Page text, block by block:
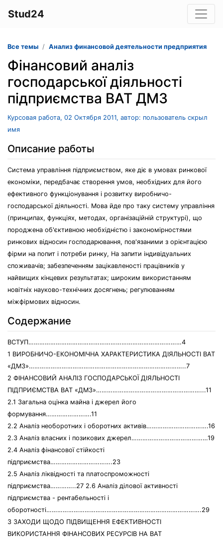
Stud24
Все темы Анализ финансовой деятельности предприятия
Фінансовий аналіз
господарської діяльності
підприємства ВАТ ДМЗ
Курсовая работа, 02 Октября 2011, автор: пользователь скрыл
имя
Описание работы
Система управління підприємством, яке діє в умовах ринкової
економіки, передбачає створення умов, необхідних для його
ефективного функціонування і розвитку виробничо-
господарської діяльності. Мова йде про таку систему управління
(принципах, функціях, методах, організаційній структурі), що
породжена об'єктивною необхідністю і закономірностями
ринкових відносин господарювання, пов'язаними з орієнтацією
фірми на попит і потреби ринку, На запити індивідуальних
споживачів; забезпеченням зацікавленості працівників у
найвищих кінцевих результатах; широким використанням
новітніх науково-технічних досягнень; регулюванням
міжфірмових відносин.
Содержание
ВСТУП…………………………………………………………………………4
1 ВИРОБНИЧО-ЕКОНОМІЧНА ХАРАКТЕРИСТИКА ДІЯЛЬНОСТІ ВАТ
«ДМЗ»…………………………………………………………………………..7
2 ФІНАНСОВИЙ АНАЛІЗ ГОСПОДАРСЬКОЇ ДІЯЛЬНОСТІ
ПІДПРИЄМСТВА ВАТ «ДМЗ»…………………………………………………...11
2.1 Загальна оцінка майна і джерел його
формування…………………….11
2.2 Аналіз необоротних і оборотних активів…………………………….16
2.3 Аналіз власних і позикових джерел……………………………………19
2.4 Аналіз фінансової стійкості
підприємства…………………………….23
2.5 Аналіз ліквідності та платоспроможності
підприємства…………..27 2.6 Аналіз ділової активності
підприємства - рентабельності і
оборотності………………………………………………………………………….29
3 ЗАХОДИ ЩОДО ПІДВИЩЕННЯ ЕФЕКТИВНОСТІ
ВИКОРИСТАННЯ ФІНАНСОВИХ РЕСУРСІВ НА ВАТ